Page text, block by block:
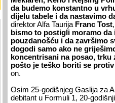
da budemo konstantno u
dijelu tabele i da nastavimo
direktor Alfa Taurija Franc Tost
bismo to postigli moramo
pouzdanošću i da završimo
dogodi samo ako ne
koncentrisani na posao, trku
pošto je teško boriti se
on.
Osim 25-godišnjeg Gaslija za
debitant u Formuli 1, 20-